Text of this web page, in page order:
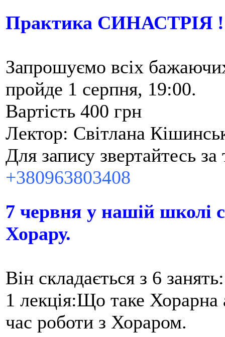
Практика СИНАСТРІЯ
Запрошуємо всіх
пройде 1 серпня, 19:00.
Вартість 400 грн
Лектор: Світлана
Для запису звертайтесь
+380963803408
7 червня у нашій школі
Хорару.
Він складається з 6
1 лекція:Що таке Хорарна
час роботи з Хораром.